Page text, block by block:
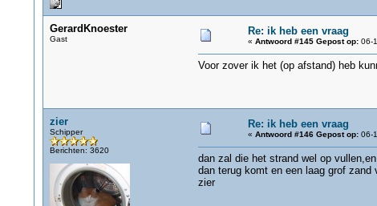
GerardKnoester
Gast
Re: ik heb een vraag
« Antwoord #145 Gepost op:06-
Voor zover ik het (op afstand) heb
zier
Schipper
Berichten: 3620
Re: ik heb een vraag
« Antwoord #146 Gepost op:06-
dan zal die het strand wel op
dan terug komt en een laag grof
zier